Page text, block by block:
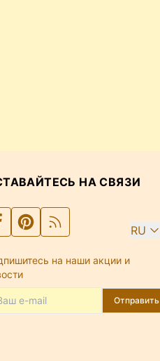
НА СВЯЗИ
RU
на наши акции и
Отправить